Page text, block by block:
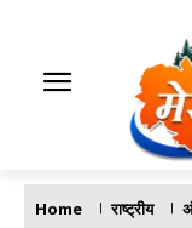
Home राष्ट्रीय